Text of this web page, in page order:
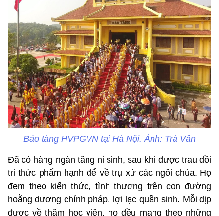
Bảo tàng HVPGVN tại Hà Nội. Ảnh: Trà Vân
Đã có hàng ngàn tăng ni sinh, sau khi được trau dồi
tri thức phẩm hạnh để về trụ xứ các ngôi chùa. Họ
đem theo kiến thức, tình thương trên con đường
hoằng dương chính pháp, lợi lạc quần sinh. Mỗi dịp
được về thăm học viện, họ đều mang theo những